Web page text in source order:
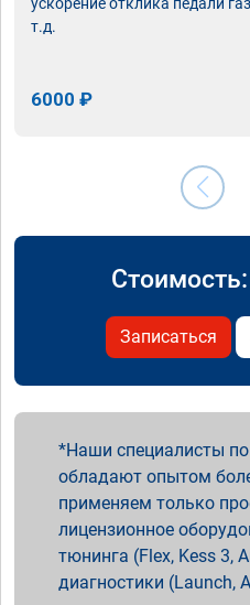
т.д.
6000 ₽
Записаться
Наши специалисты
обладают опытом
применяем только
лицензионное
тюнинга (Flex, Kess 3,
диагностики (Launch,